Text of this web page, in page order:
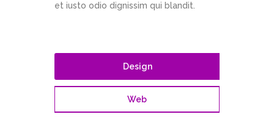
et iusto odio dignissim qui blandit.
Design
Web